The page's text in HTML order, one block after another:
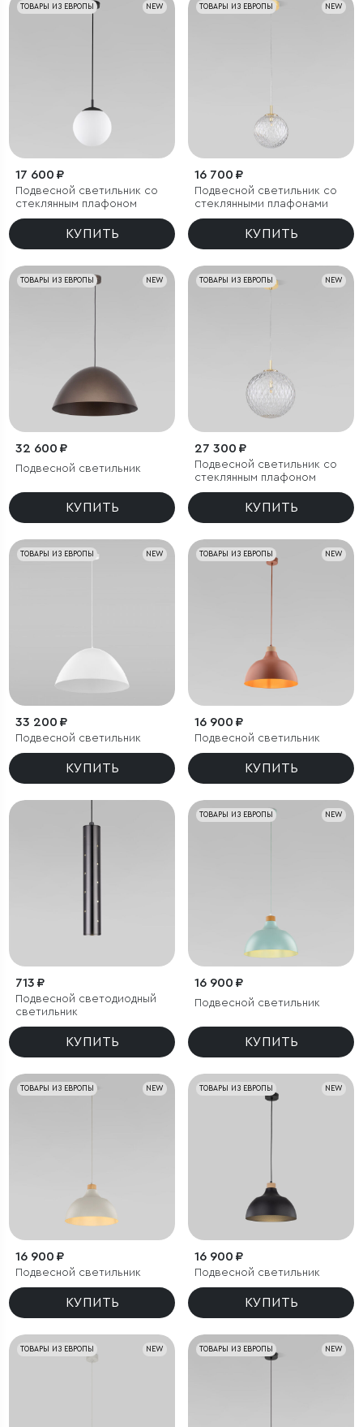
NEW
ТОВАРЫ ИЗ ЕВРОПЫ
17 600 ₽
Подвесной светильник со
стеклянным плафоном
КУПИТЬ
NEW
ТОВАРЫ ИЗ ЕВРОПЫ
16 700 ₽
Подвесной светильник со
стеклянными плафонами
КУПИТЬ
NEW
ТОВАРЫ ИЗ ЕВРОПЫ
32 600 ₽
Подвесной светильник
КУПИТЬ
NEW
ТОВАРЫ ИЗ ЕВРОПЫ
27 300 ₽
Подвесной светильник со
стеклянным плафоном
КУПИТЬ
NEW
ТОВАРЫ ИЗ ЕВРОПЫ
33 200 ₽
Подвесной светильник
КУПИТЬ
NEW
ТОВАРЫ ИЗ ЕВРОПЫ
16 900 ₽
Подвесной светильник
КУПИТЬ
713 ₽
Подвесной светодиодный
светильник
КУПИТЬ
NEW
ТОВАРЫ ИЗ ЕВРОПЫ
16 900 ₽
Подвесной светильник
КУПИТЬ
NEW
ТОВАРЫ ИЗ ЕВРОПЫ
16 900 ₽
Подвесной светильник
КУПИТЬ
NEW
ТОВАРЫ ИЗ ЕВРОПЫ
16 900 ₽
Подвесной светильник
КУПИТЬ
NEW
ТОВАРЫ ИЗ ЕВРОПЫ NEW
ТОВАРЫ ИЗ ЕВРОПЫ